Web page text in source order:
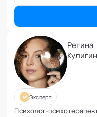
Развитие
Развитие
Разработка
Расставание
Ревность и измена
Самооценка и
Секс и
Регина
Эксперт
Психолог-